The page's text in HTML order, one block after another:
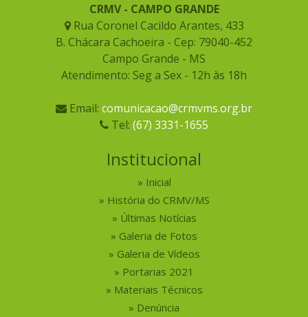
CRMV - CAMPO GRANDE
Rua Coronel Cacildo Arantes, 433
B. Chácara Cachoeira - Cep: 79040-452
Campo Grande - MS
Atendimento: Seg a Sex - 12h às 18h
Email: comunicacao@crmvms.org.br
Tel: (67) 3331-1655
Institucional
Inicial
História do CRMV/MS
Últimas Notícias
Galeria de Fotos
Galeria de Vídeos
Portarias 2021
Materiais Técnicos
Denúncia